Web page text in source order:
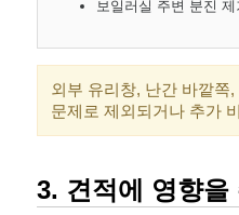
보일러실 주변 분진 제
외부 유리창, 난간 바깥쪽
문제로 제외되거나 추가
3. 견적에 영향을